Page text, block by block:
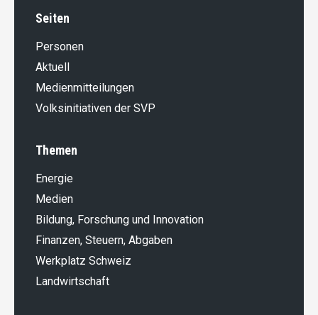
Seiten
Personen
Aktuell
Medienmitteilungen
Volksinitiativen der SVP
Themen
Energie
Medien
Bildung, Forschung und Innovation
Finanzen, Steuern, Abgaben
Werkplatz Schweiz
Landwirt­schaft